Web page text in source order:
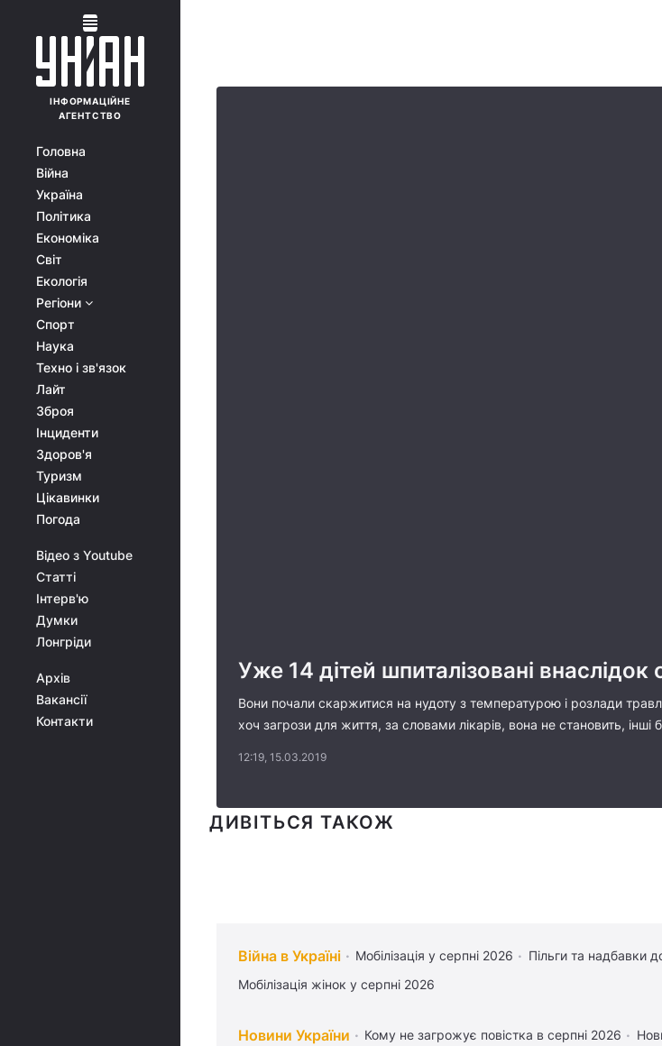
ІНФОРМАЦІЙНЕ
АГЕНТСТВО
Головна
Війна
Україна
Політика
Економіка
Світ
Екологія
Регіони
Спорт
Наука
Техно і зв'язок
Лайт
Зброя
Інциденти
Здоров'я
Туризм
Цікавинки
Погода
Відео з Youtube
Статті
Інтерв'ю
Думки
Лонгріди
Архів
Вакансії
Контакти
Уже 14 дітей шпиталізовані внаслідок
Вони почали скаржитися на нудоту з температурою і розлади
хоч загрози для життя, за словами лікарів, вона не становить, інші
12:19, 15.03.2019
ДИВІТЬСЯ ТАКОЖ
Війна в Україні Мобілізація у серпні 2026 Пільги та надбавки
Мобілізація жінок у серпні 2026
Новини України Кому не загрожує повістка в серпні 2026